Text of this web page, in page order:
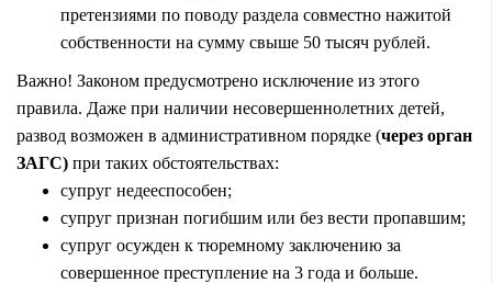
претензиями по поводу раздела совместно нажитой
собственности на сумму свыше 50 тысяч рублей.
Важно! Законом предусмотрено исключение из этого
правила. Даже при наличии несовершеннолетних детей,
развод возможен в административном порядке (через орган
ЗАГС) при таких обстоятельствах:
супруг недееспособен;
супруг признан погибшим или без вести пропавшим;
супруг осужден к тюремному заключению за
совершенное преступление на 3 года и больше.